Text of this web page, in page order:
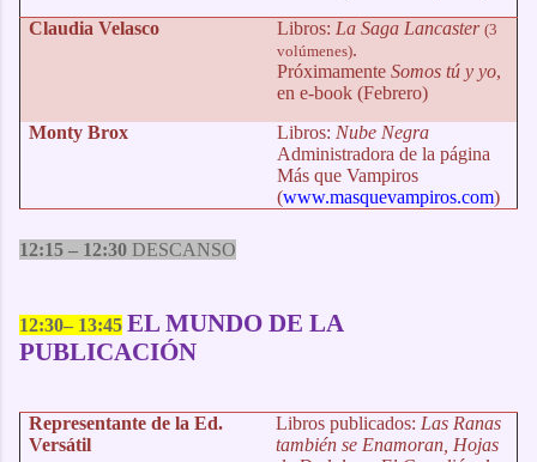
Claudia Velasco
Libros: La Saga Lancaster(3
volúmenes).
PróximamenteSomos tú y yo,
en e-book (Febrero)
Monty Brox
Libros: Nube Negra
Administradora de la página
Más que Vampiros
(www.masquevampiros.com)
12:15 – 12:30 DESCANSO
12:30– 13:45 EL MUNDO DE LA
PUBLICACIÓN
Representante de la Ed.
Versátil
Libros publicados: Las Ranas
también se Enamoran, Hojas